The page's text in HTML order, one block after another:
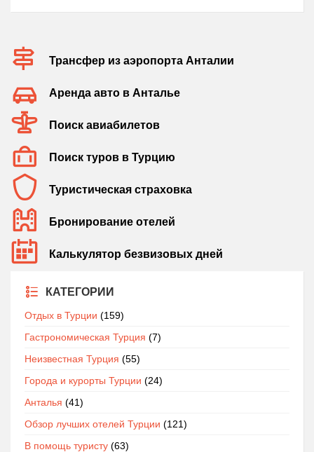
Трансфер из аэропорта Анталии
Аренда авто в Анталье
Поиск авиабилетов
Поиск туров в Турцию
Туристическая страховка
Бронирование отелей
Калькулятор безвизовых дней
КАТЕГОРИИ
Отдых в Турции (159)
Гастрономическая Турция (7)
Неизвестная Турция (55)
Города и курорты Турции (24)
Анталья (41)
Обзор лучших отелей Турции (121)
В помощь туристу (63)